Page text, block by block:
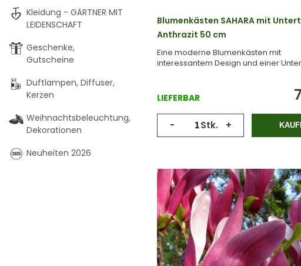
Blumenkästen SAHARA mit
Anthrazit 50 cm
Eine moderne Blumenkästen mit
interessantem Design und einer
LIEFERBAR
- Stk. +
Kleidung - GÄRTNER MIT
LEIDENSCHAFT
Geschenke,
Gutscheine
Duftlampen, Diffuser,
Kerzen
Weihnachtsbeleuchtung,
Dekorationen
Neuheiten 2026